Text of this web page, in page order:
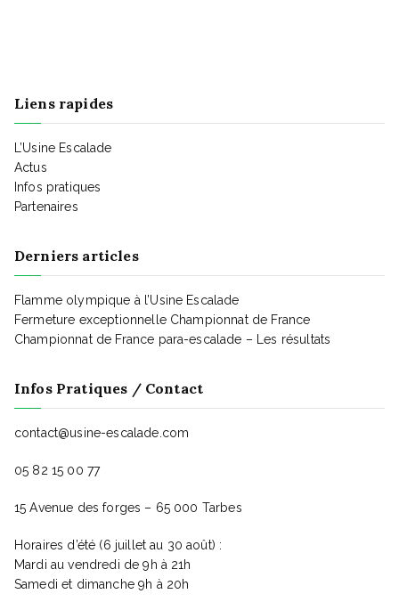
Liens rapides
L’Usine Escalade
Actus
Infos pratiques
Partenaires
Derniers articles
Flamme olympique à l’Usine Escalade
Fermeture exceptionnelle Championnat de France
Championnat de France para-escalade – Les résultats
Infos Pratiques / Contact
contact@usine-escalade.com
05 82 15 00 77
15 Avenue des forges – 65 000 Tarbes
Horaires d’été (6 juillet au 30 août) :
Mardi au vendredi de 9h à 21h
Samedi et dimanche 9h à 20h